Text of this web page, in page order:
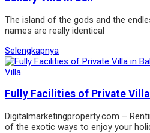
The island of the gods and the
names are really identical
Selengkapnya
Villa
Fully Facilities of Private
Digitalmarketingproperty.com –
of the exotic ways to enjoy your